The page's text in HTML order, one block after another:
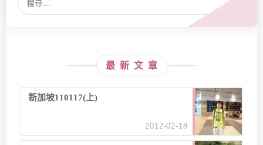
最新文章
新加坡110117(上)
2012-02-18